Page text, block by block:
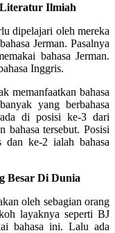
Ilmiah
dipelajari oleh mereka
Jerman. Pasalnya
bahasa Jerman.
Inggris.
memanfaatkan bahasa
yang berbahasa
di posisi ke-3 dari
bahasa tersebut. Posisi
dan ke-2 ialah bahasa
Besar Di Dunia
oleh sebagian orang
layaknya seperti BJ
bahasa ini. Lalu ada